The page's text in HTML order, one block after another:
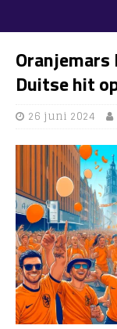
Duitse hit
26 juni 2024